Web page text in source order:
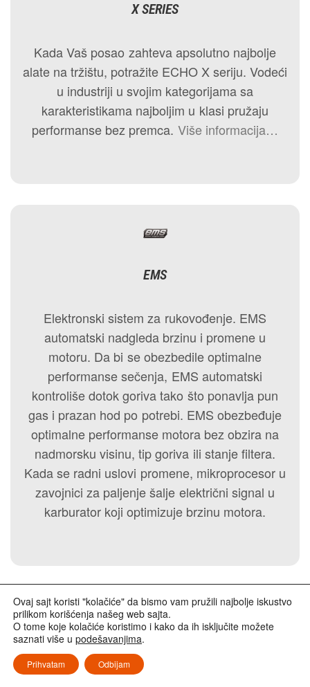
X SERIES
Kada Vaš posao zahteva apsolutno najbolje
alate na tržištu, potražite ECHO X seriju. Vodeći
u industriji u svojim kategorijama sa
karakteristikama najboljim u klasi pružaju
performanse bez premca. Više informacija…
EMS
Elektronski sistem za rukovođenje. EMS
automatski nadgleda brzinu i promene u
motoru. Da bi se obezbedile optimalne
performanse sečenja, EMS automatski
kontroliše dotok goriva tako što ponavlja pun
gas i prazan hod po potrebi. EMS obezbeđuje
optimalne performanse motora bez obzira na
nadmorsku visinu, tip goriva ili stanje filtera.
Kada se radni uslovi promene, mikroprocesor u
zavojnici za paljenje šalje električni signal u
karburator koji optimizuje brzinu motora.
ISTORIJA
SUŠTINA ECHO-a
Ovaj sajt koristi "kolačiće" da bismo vam pružili najbolje iskustvo
prilikom korišćenja našeg web sajta.
O tome koje kolačiće koristimo i kako da ih isključite možete
saznati više upodešavanjima.
Prihvatam Odbijam